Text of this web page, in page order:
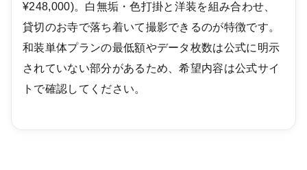
¥248,000)。白無垢・色打掛と洋装を組み合わせ、
貸切のお寺で落ち着いて撮影できるのが特徴です。
和装単体プランの最低額やデータ枚数は公式に明示
されていない部分があるため、希望内容は公式サイ
トで確認してください。